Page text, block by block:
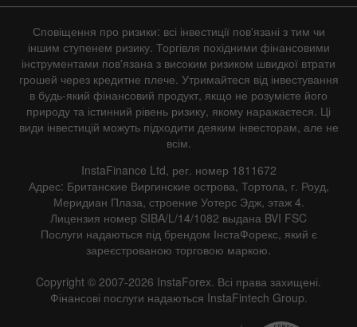
Сповіщення про ризики: всі інвестиції пов'язані з тим чи
іншим ступенем ризику. Торгівля похідними фінансовими
інструментами пов'язана з високим ризиком швидкої втрати
грошей через кредитне плече. Утримайтеся від інвестування
в будь-який фінансовий продукт, якщо не розумієте його
природу та істинний рівень ризику, якому наражаєтеся. Ці
види інвестицій можуть підходити деяким інвесторам, але не
всім.
InstaFinance Ltd, рег. номер 1811672
Адрес: Британские Виргинские острова, Тортола, г. Роуд,
Меридиан Плаза, строение Уотерс Эдж, этаж 4.
Лицензия номер SIBA/L/14/1082 выдана BVI FSC
Послуги надаються під брендом ІнстаФорекс, який є
зареєстрованою торговою маркою.
Copyright © 2007-2026 InstaForex. Всі права захищені.
Фінансові послуги надаються InstaFintech Group.